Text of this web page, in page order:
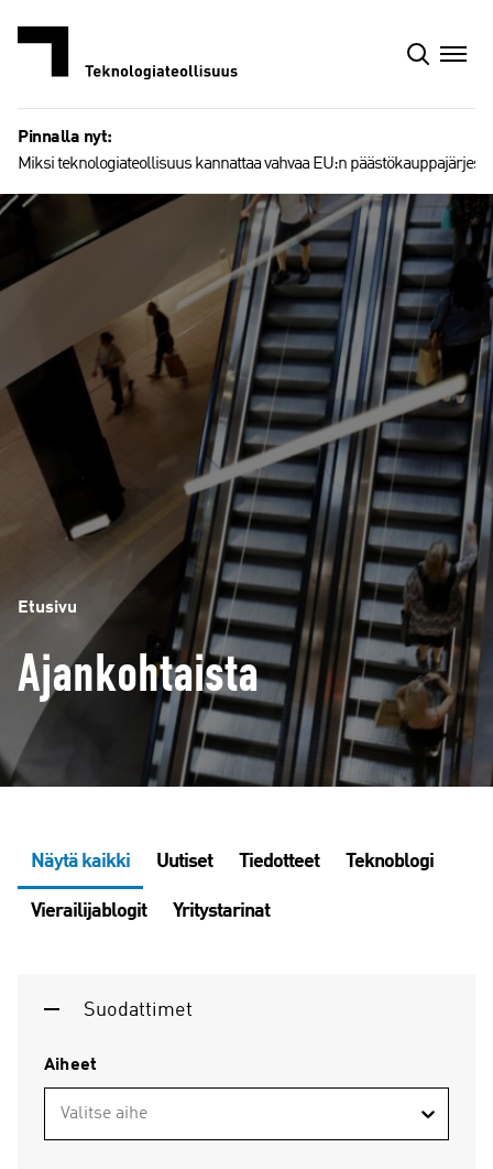
Pinnalla nyt:
Miksi teknologiateollisuus kannattaa vahvaa EU:n
Etusivu
Ajankohtaista
Näytä kaikki Uutiset Tiedotteet Teknoblogi
Vierailijablogit Yritystarinat
Suodattimet
Aiheet
Valitse aihe